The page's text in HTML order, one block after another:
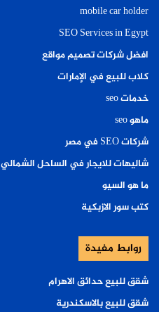
mobile car holder
SEO Services in Egypt
افضل شركات تصميم مواقع
كلاب للبيع في الإمارات
خدمات seo
ماهو seo
شركات SEO في مصر
شاليهات للايجار في الساحل الشمالي
ما هو السيو
كتب سور الازبكية
روابط مفيدة
شقق للبيع حدائق الاهرام
شقق للبيع بالاسكندرية